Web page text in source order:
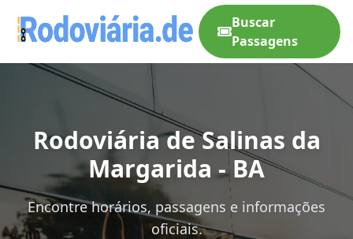
Buscar
Passagens
Rodoviária de Salinas da
Margarida - BA
Encontre horários, passagens e informações
oficiais.